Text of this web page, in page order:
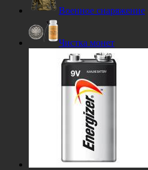
Военное снаряжение
Чистка монет